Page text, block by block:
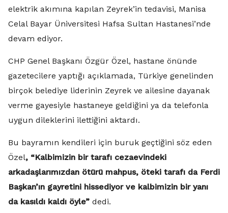
elektrik akımına kapılan Zeyrek’in tedavisi, Manisa
Celal Bayar Üniversitesi Hafsa Sultan Hastanesi’nde
devam ediyor.
CHP Genel Başkanı Özgür Özel, hastane önünde
gazetecilere yaptığı açıklamada, Türkiye genelinden
birçok belediye liderinin Zeyrek ve ailesine dayanak
verme gayesiyle hastaneye geldiğini ya da telefonla
uygun dileklerini ilettiğini aktardı.
Bu bayramın kendileri için buruk geçtiğini söz eden
Özel, “Kalbimizin bir tarafı cezaevindeki
arkadaşlarımızdan ötürü mahpus, öteki tarafı da Ferdi
Başkan’ın gayretini hissediyor ve kalbimizin bir yanı
da kasıldı kaldı öyle” dedi.